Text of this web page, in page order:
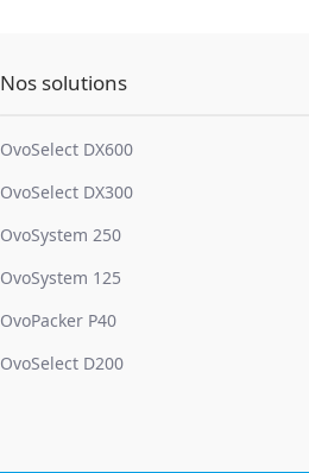
Nos solutions
OvoSelect DX600
OvoSelect DX300
OvoSystem 250
OvoSystem 125
OvoPacker P40
OvoSelect D200